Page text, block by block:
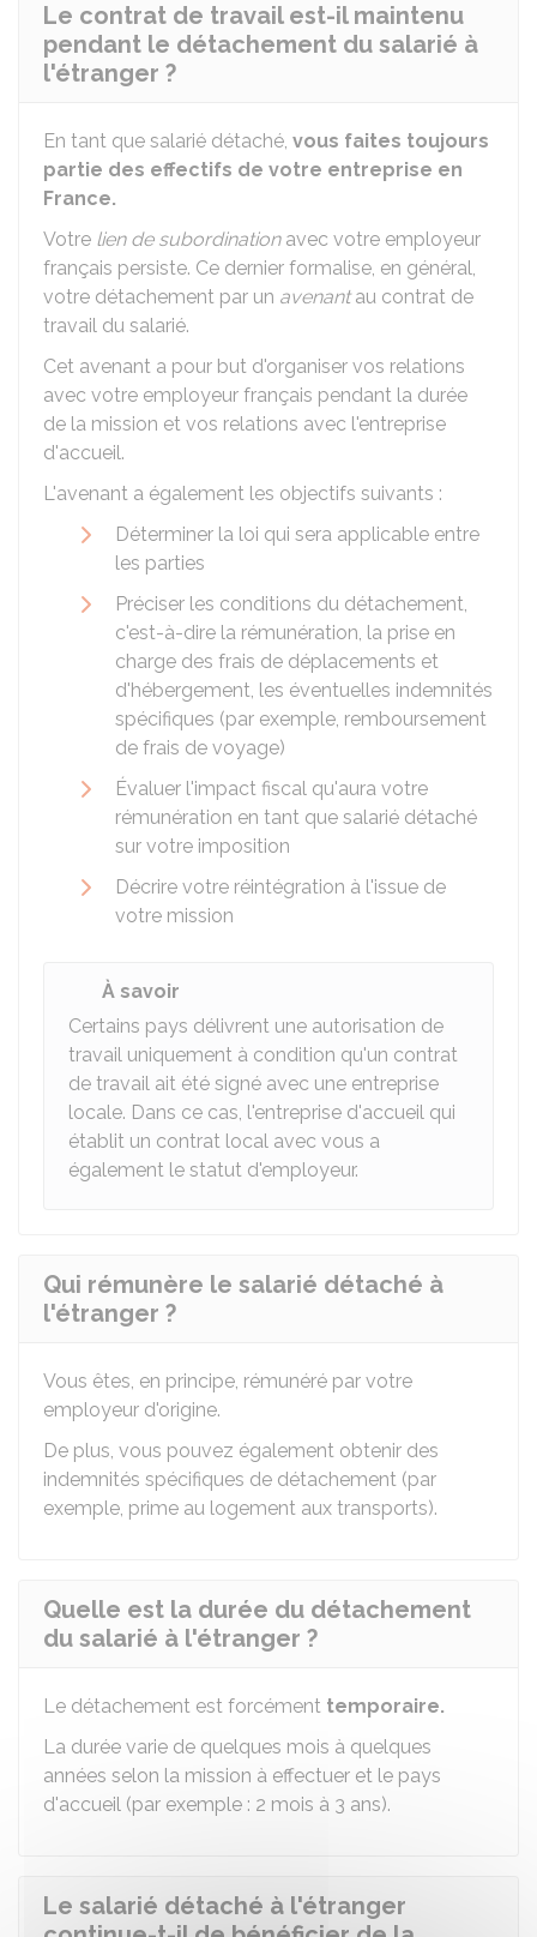
Le contrat de travail est-il maintenu
pendant le détachement du salarié à
l'étranger ?
En tant que salarié détaché, vous faites toujours
partie des effectifs de votre entreprise en
France.
Votre lien de subordinationavec votre employeur
français persiste. Ce dernier formalise, en général,
votre détachement par un avenantau contrat de
travail du salarié.
Cet avenant a pour but d'organiser vos relations
avec votre employeur français pendant la durée
de la mission et vos relations avec l'entreprise
d'accueil.
L'avenant a également les objectifs suivants :
Déterminer la loi qui sera applicable entre
les parties
Préciser les conditions du détachement,
c'est-à-dire la rémunération, la prise en
charge des frais de déplacements et
d'hébergement, les éventuelles indemnités
spécifiques (par exemple, remboursement
de frais de voyage)
Évaluer l'impact fiscal qu'aura votre
rémunération en tant que salarié détaché
sur votre imposition
Décrire votre réintégration à l'issue de
votre mission
À savoir
Certains pays délivrent une autorisation de
travail uniquement à condition qu'un contrat
de travail ait été signé avec une entreprise
locale. Dans ce cas, l'entreprise d'accueil qui
établit un contrat local avec vous a
également le statut d'employeur.
Qui rémunère le salarié détaché à
l'étranger ?
Vous êtes, en principe, rémunéré par votre
employeur d'origine.
De plus, vous pouvez également obtenir des
indemnités spécifiques de détachement (par
exemple, prime au logement aux transports).
Quelle est la durée du détachement
du salarié à l'étranger ?
Le détachement est forcément temporaire.
La durée varie de quelques mois à quelques
années selon la mission à effectuer et le pays
d'accueil (par exemple : 2 mois à 3 ans).
Le salarié détaché à l'étranger